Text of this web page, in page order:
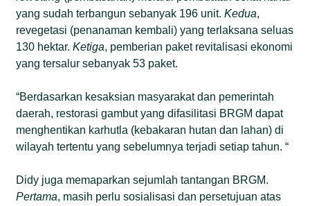
yang sudah terbangun sebanyak 196 unit.Kedua,
revegetasi (penanaman kembali) yang terlaksana seluas
130 hektar.Ketiga, pemberian paket revitalisasi ekonomi
yang tersalur sebanyak 53 paket.
“Berdasarkan kesaksian masyarakat dan pemerintah
daerah, restorasi gambut yang difasilitasi BRGM dapat
menghentikan karhutla (kebakaran hutan dan lahan) di
wilayah tertentu yang sebelumnya terjadi setiap tahun. “
Didy juga memaparkan sejumlah tantangan BRGM.
Pertama, masih perlu sosialisasi dan persetujuan atas